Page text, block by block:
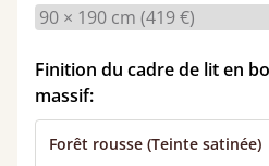
Finition du cadre de lit en
massif:
Forêt rousse (Teinte satinée)